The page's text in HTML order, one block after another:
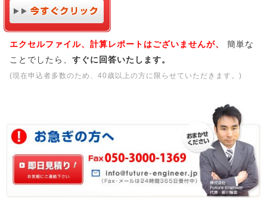
エクセルファイル、計算レポートはございませんが、
簡単な
ことでしたら、 すぐに回答いたします。
(現在申込者多数のため、40歳以上の方に限らせていただきます。)